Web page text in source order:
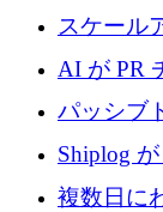
タートア
ために2
スケール
の投資を
を共同主導
AI が PR
ります
パッシブ
Monava
Shiplog
ジェンス
複数日に